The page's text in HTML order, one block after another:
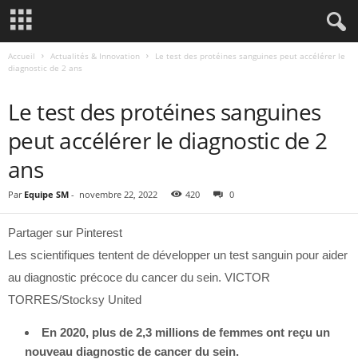
Accueil Actualités & Innovation
Le test des protéines sanguines peut accélérer le
diagnostic de 2 ans
Le test des protéines sanguines
peut accélérer le diagnostic de 2
ans
Par Equipe SM - novembre 22, 2022 420 0
Partager sur Pinterest
Les scientifiques tentent de développer un test sanguin pour aider
au diagnostic précoce du cancer du sein. VICTOR
TORRES/Stocksy United
En 2020, plus de 2,3 millions de femmes ont reçu un
nouveau diagnostic de cancer du sein.